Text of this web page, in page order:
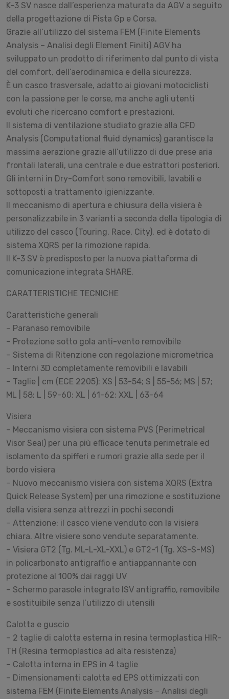
K-3 SV nasce dall’esperienza maturata da AGV a seguito
della progettazione di Pista Gp e Corsa.
Grazie all’utilizzo del sistema FEM (Finite Elements
Analysis – Analisi degli Element Finiti) AGV ha
sviluppato un prodotto di riferimento dal punto di vista
del comfort, dell’aerodinamica e della sicurezza.
È un casco trasversale, adatto ai giovani motociclisti
con la passione per le corse, ma anche agli utenti
evoluti che ricercano comfort e prestazioni.
Il sistema di ventilazione studiato grazie alla CFD
Analysis (Computational fluid dynamics) garantisce la
massima aerazione grazie all’utilizzo di due prese aria
frontali laterali, una centrale e due estrattori posteriori.
Gli interni in Dry-Comfort sono removibili, lavabili e
sottoposti a trattamento igienizzante.
Il meccanismo di apertura e chiusura della visiera è
personalizzabile in 3 varianti a seconda della tipologia di
utilizzo del casco (Touring, Race, City), ed è dotato di
sistema XQRS per la rimozione rapida.
Il K-3 SV è predisposto per la nuova piattaforma di
comunicazione integrata SHARE.
CARATTERISTICHE TECNICHE
Caratteristiche generali
– Paranaso removibile
– Protezione sotto gola anti-vento removibile
– Sistema di Ritenzione con regolazione micrometrica
– Interni 3D completamente removibili e lavabili
– Taglie | cm (ECE 2205): XS | 53-54; S | 55-56; MS | 57;
ML | 58; L | 59-60; XL | 61-62; XXL | 63-64
Visiera
– Meccanismo visiera con sistema PVS (Perimetrical
Visor Seal) per una più efficace tenuta perimetrale ed
isolamento da spifferi e rumori grazie alla sede per il
bordo visiera
– Nuovo meccanismo visiera con sistema XQRS (Extra
Quick Release System) per una rimozione e sostituzione
della visiera senza attrezzi in pochi secondi
– Attenzione: il casco viene venduto con la visiera
chiara. Altre visiere sono vendute separatamente.
– Visiera GT2 (Tg. ML-L-XL-XXL) e GT2-1 (Tg. XS-S-MS)
in policarbonato antigraffio e antiappannante con
protezione al 100% dai raggi UV
– Schermo parasole integrato ISV antigraffio, removibile
e sostituibile senza l’utilizzo di utensili
Calotta e guscio
– 2 taglie di calotta esterna in resina termoplastica HIR-
TH (Resina termoplastica ad alta resistenza)
– Calotta interna in EPS in 4 taglie
– Dimensionamenti calotta ed EPS ottimizzati con
sistema FEM (Finite Elements Analysis – Analisi degli